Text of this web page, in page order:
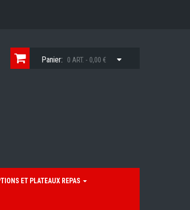
Panier: 0 ART. - 0,00 €
ET PLATEAUX REPAS